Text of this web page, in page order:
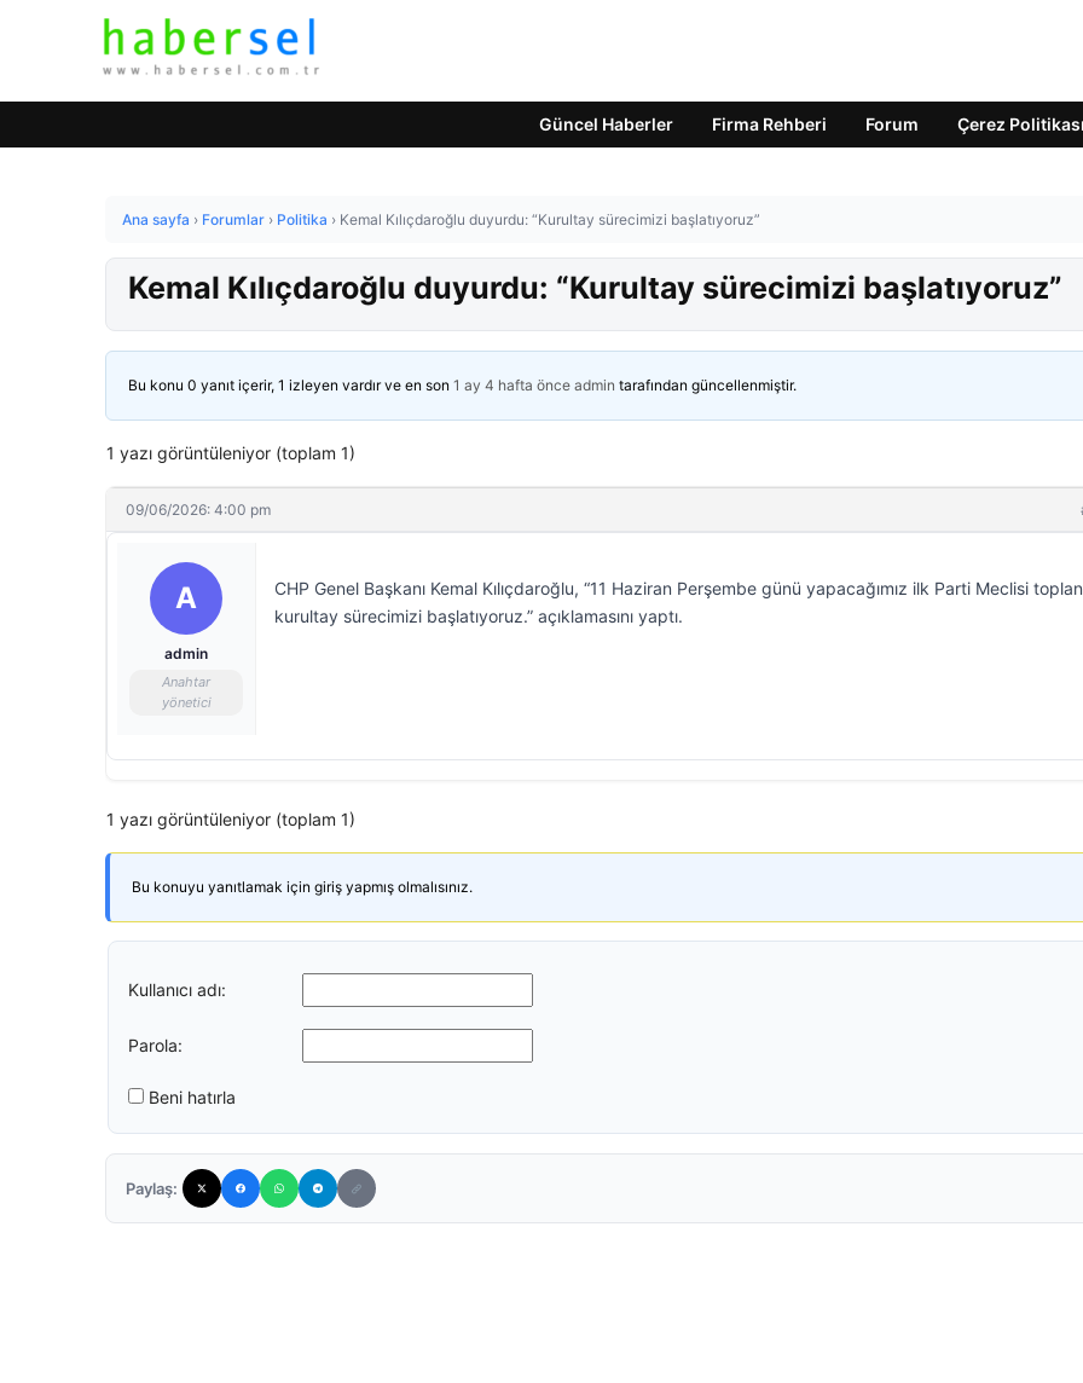
Güncel Haberler Firma Rehberi Forum Çerez Politikası
Ana sayfa › Forumlar › Politika › Kemal Kılıçdaroğlu duyurdu: “Kurultay sürecimizi başlatıyoruz”
Kemal Kılıçdaroğlu duyurdu: “Kurultay sürecimizi başlatıyoruz”
Bu konu 0 yanıt içerir, 1 izleyen vardır ve en son 1 ay 4 hafta önce admin tarafından güncellenmiştir.
1 yazı görüntüleniyor (toplam 1)
09/06/2026: 4:00 pm
A
admin
Anahtar
yönetici
CHP Genel Başkanı Kemal Kılıçdaroğlu, “11 Haziran Perşembe günü yapacağımız ilk Parti Meclisi
kurultay sürecimizi başlatıyoruz.” açıklamasını yaptı.
1 yazı görüntüleniyor (toplam 1)
Bu konuyu yanıtlamak için giriş yapmış olmalısınız.
Kullanıcı adı:
Parola:
Beni hatırla
Paylaş: